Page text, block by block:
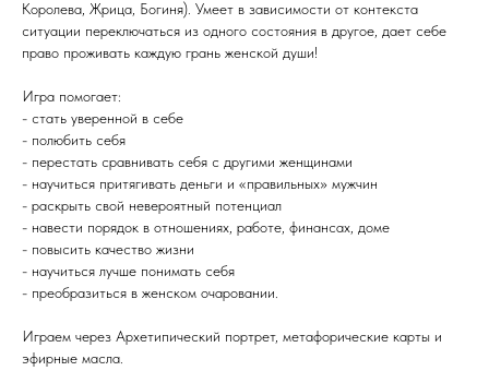
Королева, Жрица, Богиня). Умеет в зависимости от контекста
ситуации переключаться из одного состояния в другое, дает себе
право проживать каждую грань женской души!
Игра помогает:
- стать уверенной в себе
- полюбить себя
- перестать сравнивать себя с другими женщинами
- научиться притягивать деньги и «правильных» мужчин
- раскрыть свой невероятный потенциал
- навести порядок в отношениях, работе, финансах, доме
- повысить качество жизни
- научиться лучше понимать себя
- преобразиться в женском очаровании.
Играем через Архетипический портрет, метафорические карты и
эфирные масла.